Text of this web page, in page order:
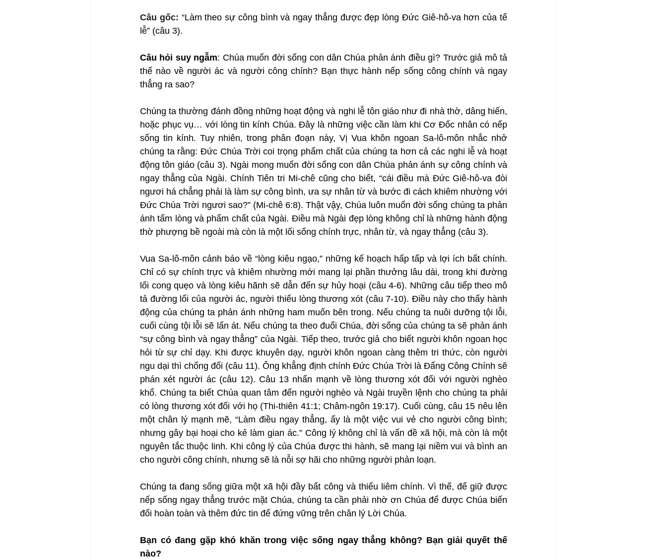
Câu gốc: “Làm theo sự công bình và ngay thẳng được đẹp lòng Đức Giê-hô-va hơn của tế
lễ” (câu 3).
Câu hỏi suy ngẫm: Chúa muốn đời sống con dân Chúa phản ánh điều gì? Trước giả mô tả
thế nào về người ác và người công chính? Bạn thực hành nếp sống công chính và ngay
thẳng ra sao?
Chúng ta thường đánh đồng những hoạt động và nghi lễ tôn giáo như đi nhà thờ, dâng hiến,
hoặc phục vụ… với lòng tin kính Chúa. Đây là những việc cần làm khi Cơ Đốc nhân có nếp
sống tin kính. Tuy nhiên, trong phân đoạn này, Vị Vua khôn ngoan Sa-lô-môn nhắc nhở
chúng ta rằng: Đức Chúa Trời coi trọng phẩm chất của chúng ta hơn cả các nghi lễ và hoạt
động tôn giáo (câu 3). Ngài mong muốn đời sống con dân Chúa phản ánh sự công chính và
ngay thẳng của Ngài. Chính Tiên tri Mi-chê cũng cho biết, “cái điều mà Đức Giê-hô-va đòi
ngươi há chẳng phải là làm sự công bình, ưa sự nhân từ và bước đi cách khiêm nhường với
Đức Chúa Trời ngươi sao?” (Mi-chê 6:8). Thật vậy, Chúa luôn muốn đời sống chúng ta phản
ánh tấm lòng và phẩm chất của Ngài. Điều mà Ngài đẹp lòng không chỉ là những hành động
thờ phượng bề ngoài mà còn là một lối sống chính trực, nhân từ, và ngay thẳng (câu 3).
Vua Sa-lô-môn cảnh báo về “lòng kiêu ngạo,” những kế hoạch hấp tấp và lợi ích bất chính.
Chỉ có sự chính trực và khiêm nhường mới mang lại phần thưởng lâu dài, trong khi đường
lối cong quẹo và lòng kiêu hãnh sẽ dẫn đến sự hủy hoại (câu 4-6). Những câu tiếp theo mô
tả đường lối của người ác, người thiếu lòng thương xót (câu 7-10). Điều này cho thấy hành
động của chúng ta phản ánh những ham muốn bên trong. Nếu chúng ta nuôi dưỡng tội lỗi,
cuối cùng tội lỗi sẽ lấn át. Nếu chúng ta theo đuổi Chúa, đời sống của chúng ta sẽ phản ánh
“sự công bình và ngay thẳng” của Ngài. Tiếp theo, trước giả cho biết người khôn ngoan học
hỏi từ sự chỉ dạy. Khi được khuyên dạy, người khôn ngoan càng thêm tri thức, còn người
ngu dại thì chống đối (câu 11). Ông khẳng định chính Đức Chúa Trời là Đấng Công Chính sẽ
phán xét người ác (câu 12). Câu 13 nhấn mạnh về lòng thương xót đối với người nghèo
khổ. Chúng ta biết Chúa quan tâm đến người nghèo và Ngài truyền lệnh cho chúng ta phải
có lòng thương xót đối với họ (Thi-thiên 41:1; Châm-ngôn 19:17). Cuối cùng, câu 15 nêu lên
một chân lý mạnh mẽ, “Làm điều ngay thẳng, ấy là một việc vui vẻ cho người công bình;
nhưng gây bại hoại cho kẻ làm gian ác.” Công lý không chỉ là vấn đề xã hội, mà còn là một
nguyên tắc thuộc linh. Khi công lý của Chúa được thi hành, sẽ mang lại niềm vui và bình an
cho người công chính, nhưng sẽ là nỗi sợ hãi cho những người phản loạn.
Chúng ta đang sống giữa một xã hội đầy bất công và thiếu liêm chính. Vì thế, để giữ được
nếp sống ngay thẳng trước mặt Chúa, chúng ta cần phải nhờ ơn Chúa để được Chúa biến
đổi hoàn toàn và thêm đức tin để đứng vững trên chân lý Lời Chúa.
Bạn có đang gặp khó khăn trong việc sống ngay thẳng không? Bạn giải quyết thế
nào?